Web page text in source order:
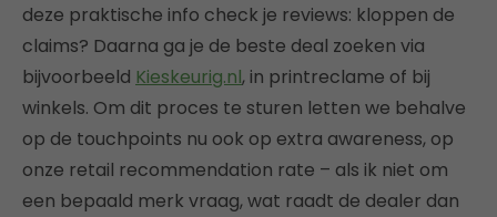
deze praktische info check je reviews: kloppen de
claims? Daarna ga je de beste deal zoeken via
bijvoorbeeld Kieskeurig.nl, in printreclame of bij
winkels. Om dit proces te sturen letten we behalve
op de touchpoints nu ook op extra awareness, op
onze retail recommendation rate – als ik niet om
een bepaald merk vraag, wat raadt de dealer dan